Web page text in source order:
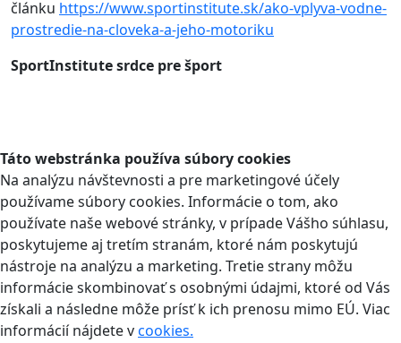
článku https://www.sportinstitute.sk/ako-vplyva-vodne-
prostredie-na-cloveka-a-jeho-motoriku
SportInstitute srdce pre šport
Táto webstránka používa súbory cookies
Na analýzu návštevnosti a pre marketingové účely
používame súbory cookies. Informácie o tom, ako
používate naše webové stránky, v prípade Vášho súhlasu,
poskytujeme aj tretím stranám, ktoré nám poskytujú
nástroje na analýzu a marketing. Tretie strany môžu
informácie skombinovať s osobnými údajmi, ktoré od Vás
získali a následne môže prísť k ich prenosu mimo EÚ. Viac
informácií nájdete vcookies.